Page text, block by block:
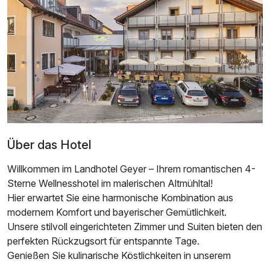
Doppelzimmer Gästehaus
2 Erwachsene
Ausstattung
Über das Hotel
Willkommen im Landhotel Geyer – Ihrem romantischen 4-
Sterne Wellnesshotel im malerischen Altmühltal!
Hier erwartet Sie eine harmonische Kombination aus
modernem Komfort und bayerischer Gemütlichkeit.
Unsere stilvoll eingerichteten Zimmer und Suiten bieten den
perfekten Rückzugsort für entspannte Tage.
Genießen Sie kulinarische Köstlichkeiten in unserem